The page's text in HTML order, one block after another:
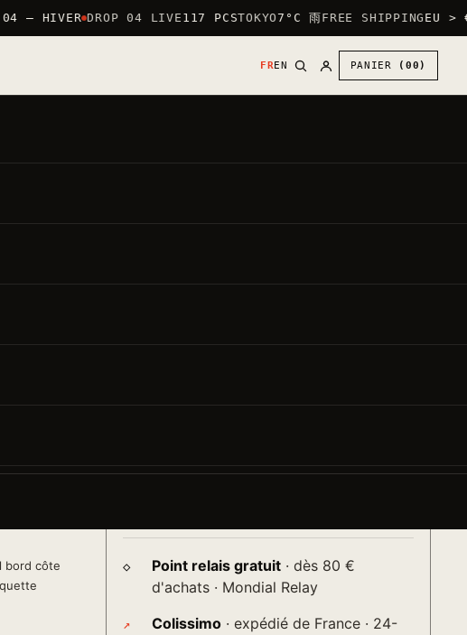
— HIVER DROP 04 LIVE117 PCS TOKYO7°C 雨FREE SHIPPINGEU >
FREN PANIER (00)
EN
bord côte
30 ,00
PRIX DIRECT
PAR DÉFAUT : LOGO CŒUR (POITRINE) +
AJOUTER AU PANIER
♡
Point relais gratuit · dès 80 €
d'achats · Mondial Relay
Colissimo · expédié de France · 24-